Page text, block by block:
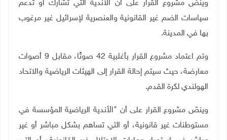
وينصّ مشروع القرار على أن الأندية التي تشارك أو تدعم
سياسات الضم غير القانونية والعنصرية لإسرائيل غير مرغوب
بها في المدينة.
وتم اعتماد مشروع القرار بأغلبية 42 صوتًا، مقابل 9 أصوات
معارضة، حيث سيتم إحالة القرار إلى الهيئات الرياضية والاتحاد
الهولندي لكرة القدم.
وينصّ مشروع القرار على أن "الأندية الرياضية المؤسسة في
مستوطنات غير قانونية، أو التي تساهم بشكل مباشر أو غير